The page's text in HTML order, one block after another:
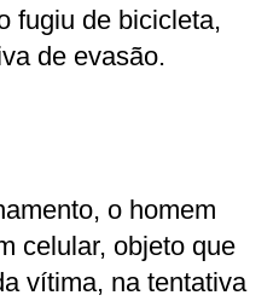
fugiu de bicicleta,
de evasão.
o homem
celular, objeto que
vítima, na tentativa